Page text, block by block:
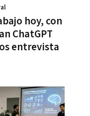
hoy, con
ChatGPT
entrevista